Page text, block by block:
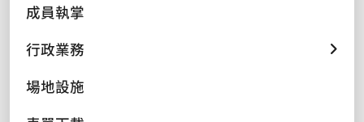
成員執掌
行政業務
場地設施